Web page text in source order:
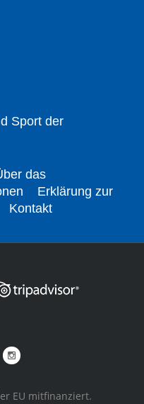
Sport der
das
Erklärung zur
Kontakt
EU mitfinanziert.